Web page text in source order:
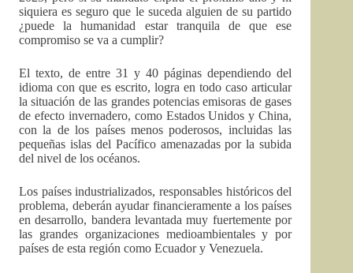
siquiera es seguro que le suceda alguien de su partido
¿puede la humanidad estar tranquila de que ese
compromiso se va a cumplir?
El texto, de entre 31 y 40 páginas dependiendo del
idioma con que es escrito, logra en todo caso articular
la situación de las grandes potencias emisoras de gases
de efecto invernadero, como Estados Unidos y China,
con la de los países menos poderosos, incluidas las
pequeñas islas del Pacífico amenazadas por la subida
del nivel de los océanos.
Los países industrializados, responsables históricos del
problema, deberán ayudar financieramente a los países
en desarrollo, bandera levantada muy fuertemente por
las grandes organizaciones medioambientales y por
países de esta región como Ecuador y Venezuela.